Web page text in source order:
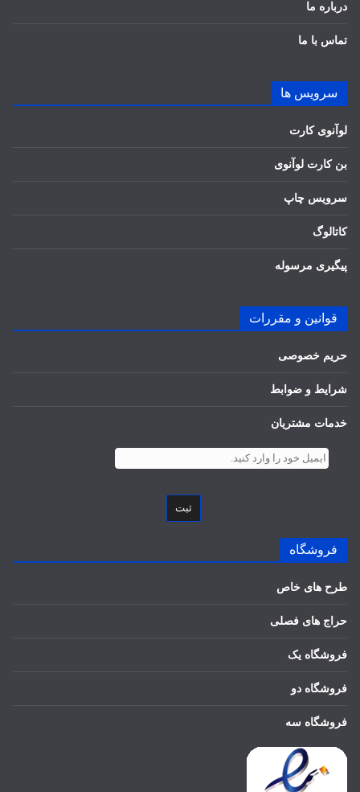
درباره ما
تماس با ما
سرویس ها
لوآنوی کارت
بن کارت لوآنوی
سرویس چاپ
کاتالوگ
پیگیری مرسوله
قوانین و مقررات
حریم خصوصی
شرایط و ضوابط
خدمات مشتریان
ثبت
فروشگاه
طرح های خاص
حراج های فصلی
فروشگاه یک
فروشگاه دو
فروشگاه سه